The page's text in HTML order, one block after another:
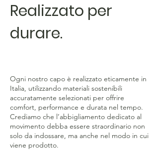
Realizzato per
durare.
Ogni nostro capo è realizzato eticamente in
Italia, utilizzando materiali sostenibili
accuratamente selezionati per offrire
comfort, performance e durata nel tempo.
Crediamo che l’abbigliamento dedicato al
movimento debba essere straordinario non
solo da indossare, ma anche nel modo in cui
viene prodotto.